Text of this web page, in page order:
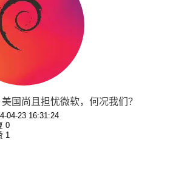
国尚且担忧微软，何况我们？
04-23 16:31:24
0
1